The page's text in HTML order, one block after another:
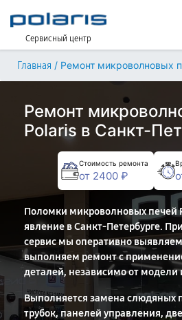
Сервисный центр
Главная / Ремонт микроволновых
Ремонт
Polaris в Санкт-
Стоимость ремонта
от 2400 ₽
Поломки микроволновых печей
явление в Санкт-Петербурге.
сервис мы оперативно
выполняем ремонт с
деталей, независимо от модели
Выполняется замена слюдяных
трубок, панелей управления,